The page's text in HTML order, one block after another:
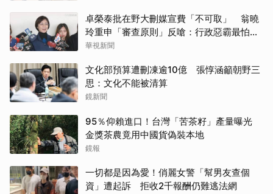
卓榮泰批在野大刪媒宣費「不可取」 翁曉
玲重申「審查原則」反嗆：行政惡霸最怕沒
錢用
華視新聞
文化部預算遭刪凍逾10億 張惇涵籲朝野三
思：文化不能被清算
鏡新聞
95％仰賴進口！台灣「苦茶籽」產量曝光
金獎茶農竟用中國貨偽裝本地
鏡報
一切都是因為愛！俏麗女警「幫男友查個
資」遭起訴 拒收2千報酬仍難逃法網